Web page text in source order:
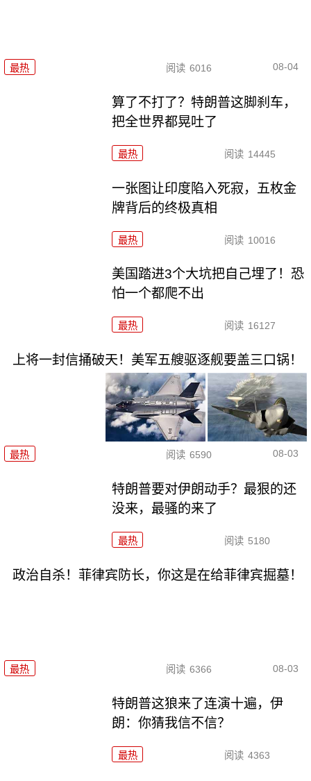
最热 阅读 6016 08-04
算了不打了？特朗普这脚刹车，
把全世界都晃吐了
最热 阅读 14445
一张图让印度陷入死寂，五枚金
牌背后的终极真相
最热 阅读 10016
美国踏进3个大坑把自己埋了！恐
怕一个都爬不出
最热 阅读 16127
上将一封信捅破天！美军五艘驱逐舰要盖三口锅！
最热 阅读 6590 08-03
特朗普要对伊朗动手？最狠的还
没来，最骚的来了
最热 阅读 5180
政治自杀！菲律宾防长，你这是在给菲律宾掘墓！
最热 阅读 6366 08-03
特朗普这狼来了连演十遍，伊
朗：你猜我信不信？
最热 阅读 4363